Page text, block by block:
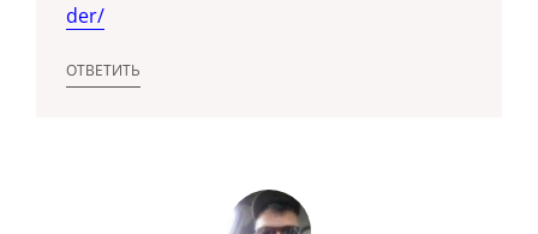
der/
ОТВЕТИТЬ